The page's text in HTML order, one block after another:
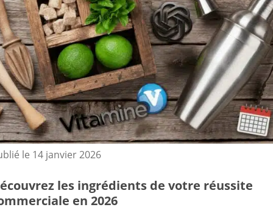
le 14 janvier 2026
les ingrédients de votre réussite
en 2026